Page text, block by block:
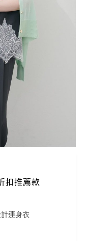
扣推薦款
連身衣